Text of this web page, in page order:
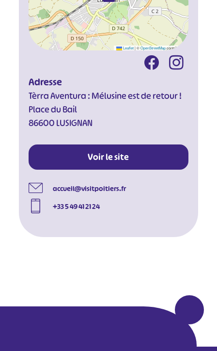
Leaflet |©OpenStreetMapcontributors
Adresse
Tèrra Aventura : Mélusine est de retour !
Place du Bail
86600 LUSIGNAN
Voir le site
accueil@visitpoitiers.fr
+33 5 49 41 21 24
#
#